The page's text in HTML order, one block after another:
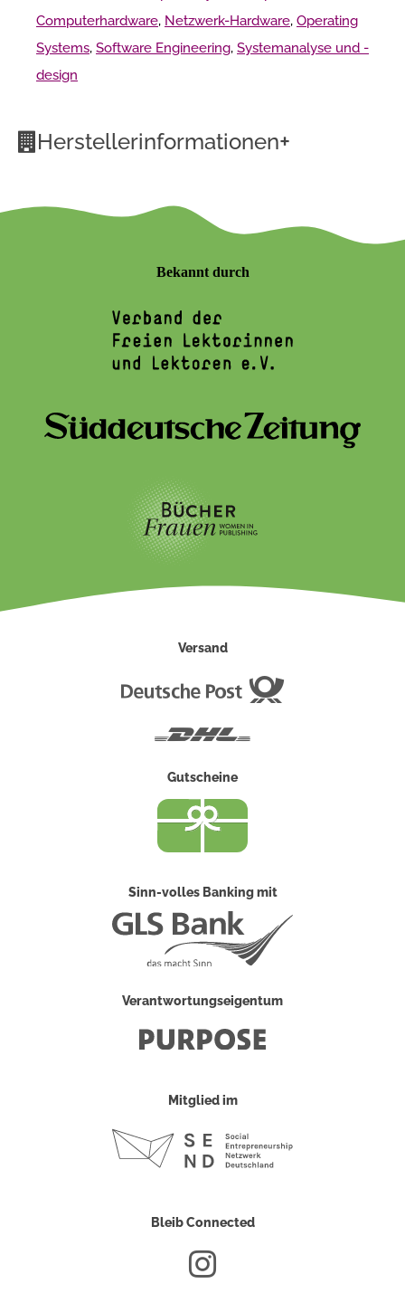
Computerhardware, Netzwerk-Hardware, Operating
Systems, Software Engineering, Systemanalyse und -
design
Herstellerinformationen+
Bekannt durch
Versand
Gutscheine
Sinn-volles Banking mit
Verantwortungseigentum
Mitglied im
Bleib Connected